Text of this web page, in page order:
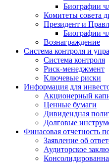
Биографии
Комитеты совета
Президент и
Биографии
Вознаграждение
Система контроля и
Система контроля
Риск-менеджмент
Ключевые риски
Информация для
Акционерный
Ценные бумаги
Дивидендная
Долговые
Финасовая отчетность
Заявление об
Аудиторское